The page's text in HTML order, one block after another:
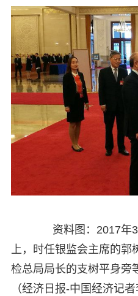
资料图：2017年3
上，时任银监会主席的郭
检总局局长的支树平身旁
（经济日报-中国经济记者